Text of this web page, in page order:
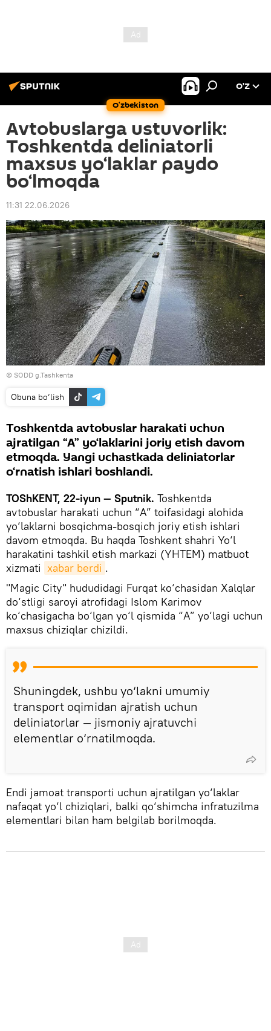
O‘zbekiston
O’Z
Avtobuslarga ustuvorlik:
Toshkentda deliniatorli
maxsus yo‘laklar paydo
bo‘lmoqda
11:31 22.06.2026
© SODD g.Tashkenta
Obuna bo‘lish
Toshkentda avtobuslar harakati uchun
ajratilgan “A” yo‘laklarini joriy etish davom
etmoqda. Yangi uchastkada deliniatorlar
o‘rnatish ishlari boshlandi.
TOShKENT, 22-iyun — Sputnik. Toshkentda
avtobuslar harakati uchun “A” toifasidagi alohida
yo‘laklarni bosqichma-bosqich joriy etish ishlari
davom etmoqda. Bu haqda Toshkent shahri Yo‘l
harakatini tashkil etish markazi (YHTEM) matbuot
xizmati xabar berdi .
"Magic City" hududidagi Furqat ko‘chasidan Xalqlar
do‘stligi saroyi atrofidagi Islom Karimov
ko‘chasigacha bo‘lgan yo‘l qismida “A” yo‘lagi uchun
maxsus chiziqlar chizildi.
Shuningdek, ushbu yo‘lakni umumiy
transport oqimidan ajratish uchun
deliniatorlar — jismoniy ajratuvchi
elementlar o‘rnatilmoqda.
Endi jamoat transporti uchun ajratilgan yo‘laklar
nafaqat yo‘l chiziqlari, balki qo‘shimcha infratuzilma
elementlari bilan ham belgilab borilmoqda.